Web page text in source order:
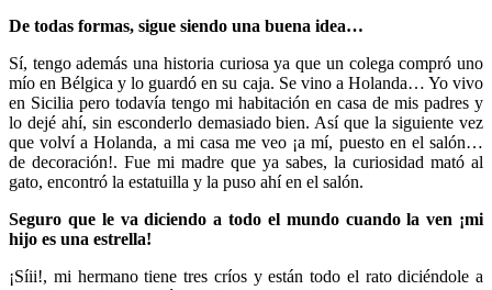
De todas formas, sigue siendo una buena idea…
Sí, tengo además una historia curiosa ya que un colega compró uno
mío en Bélgica y lo guardó en su caja. Se vino a Holanda… Yo vivo
en Sicilia pero todavía tengo mi habitación en casa de mis padres y
lo dejé ahí, sin esconderlo demasiado bien. Así que la siguiente vez
que volví a Holanda, a mi casa me veo ¡a mí, puesto en el salón…
de decoración!. Fue mi madre que ya sabes, la curiosidad mató al
gato, encontró la estatuilla y la puso ahí en el salón.
Seguro que le va diciendo a todo el mundo cuando la ven ¡mi
hijo es una estrella!
¡Síii!, mi hermano tiene tres críos y están todo el rato diciéndole a